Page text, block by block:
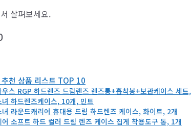
살펴보세요.
천 상품 리스트 TOP 10
우스 RGP 하드렌즈 드림렌즈 렌즈통+흡착봉+보관케이스 세
녀 하드렌즈케이스, 10개, 민트
녀 라운드캐리어 휴대용 드림 하드렌즈 케이스, 화이트, 2개
어 소프트 하드 컬러 드림 렌즈 케이스 집게 착용도구 통, 1개